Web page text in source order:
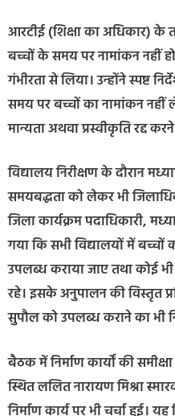
आरटीई (शिक्षा का अधिकार) के
बच्चों के समय पर नामांकन नहीं
गंभीरता से लिया। उन्होंने स्पष्ट
समय पर बच्चों का नामांकन नहीं
मान्यता अथवा प्रस्वीकृति रद्द
विद्यालय निरीक्षण के दौरान
समयबद्धता को लेकर भी
जिला कार्यक्रम पदाधिकारी,
गया कि सभी विद्यालयों में
उपलब्ध कराया जाए तथा कोई भी
रहे। इसके अनुपालन की विस्तृत
सुपौल को उपलब्ध कराने का भी
बैठक में निर्माण कार्यों की
स्थित ललित नारायण मिश्रा
निर्माण कार्य पर भी चर्चा हुई।